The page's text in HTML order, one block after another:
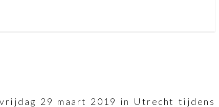
29 maart 2019 in Utrecht tijdens